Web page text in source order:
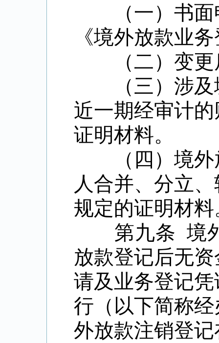
（一）书面
《境外放款业
（二）变更
（三）涉及
近一期经审计
证明材料。
（四）境外
人合并、分立
规定的证明材料
第九条 境外
放款登记后无
请及业务登记
行（以下简称
外放款注销登